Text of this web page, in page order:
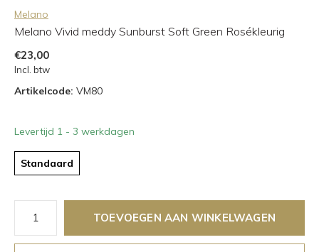
Melano
Melano Vivid meddy Sunburst Soft Green Rosékleurig
€23,00
Incl. btw
Artikelcode: VM80
Levertijd 1 - 3 werkdagen
Standaard
TOEVOEGEN AAN WINKELWAGEN